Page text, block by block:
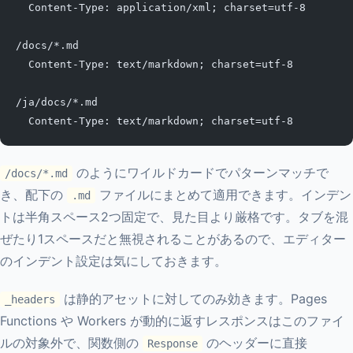
  Content-Type: application/xml; charset=utf-8
/docs/*.md
  Content-Type: text/markdown; charset=utf-8
/ja/docs/*.md
  Content-Type: text/markdown; charset=utf-8
/docs/*.md
のようにワイルドカードでパターンマッチで
き、配下の
.md
ファイルにまとめて適用できます。インデン
トは半角スペース2つ固定で、見た目より厳格です。タブを混
ぜたり1スペースだと無視されることがあるので、エディター
のインデント設定は気にしておきます。
_headers
は静的アセットに対してのみ効きます。Pages
Functions や Workers が動的に返すレスポンスはこのファイ
ルの対象外で、関数側の
Response のヘッダーに直接